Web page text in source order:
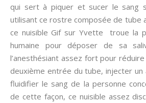
qui sert à piquer et sucer le sang
utilisant ce rostre composée de tube
ce nuisible Gif sur Yvette troue la
humaine pour déposer de sa
l’anesthésiant assez fort pour
deuxième entrée du tube, injecter un
fluidifier le sang de la personne
de cette façon, ce nuisible assez